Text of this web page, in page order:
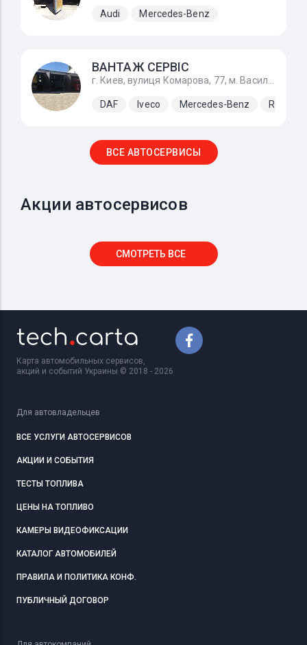
Audi Mercedes-Benz
ВАНТАЖ СЕРВІС
DAF Iveco Mercedes-Benz Renault
ВСЕ АВТОСЕРВИСЫ
Акции автосервисов
СМОТРЕТЬ ВСЕ
Карта автомобильных сервисов,
акций и событий Украины © 2018 - 2026
Для автовладельцев
ВСЕ УСЛУГИ АВТОСЕРВИСОВ
АКЦИИ И СОБЫТИЯ
ТЕСТЫ ТОПЛИВА
ЦЕНЫ НА ТОПЛИВО
КАМЕРЫ ВИДЕОФИКСАЦИИ
КАТАЛОГ АВТОМОБИЛЕЙ
ПРАВИЛА И ПОЛИТИКА КОНФ.
ПУБЛИЧНЫЙ ДОГОВОР